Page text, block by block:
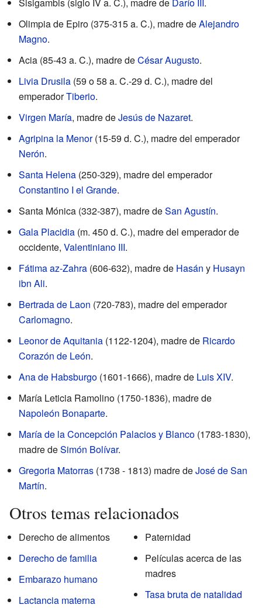
Sisigambis (siglo IV a. C.), madre de Darío III.
Olimpia de Epiro (375-315 a. C.), madre deAlejandro
Magno.
Acia (85-43 a. C.), madre deCésar Augusto.
Livia Drusila (59 o 58 a. C.-29 d. C.), madre del
emperadorTiberio.
Virgen María, madre deJesús de Nazaret.
Agripina la Menor(15-59 d. C.), madre del emperador
Nerón.
Santa Helena (250-329), madre del emperador
Constantino I el Grande.
Santa Mónica (332-387), madre deSan Agustín.
Gala Placidia (m. 450 d. C.), madre del emperador de
occidente, Valentiniano III.
Fátima az-Zahra (606-632), madre de Hasán y Husayn
ibn Ali.
Bertrada de Laon (720-783), madre del emperador
Carlomagno.
Leonor de Aquitania (1122-1204), madre de Ricardo
Corazón de León.
Ana de Habsburgo (1601-1666), madre de Luis XIV.
María Leticia Ramolino (1750-1836), madre de
Napoleón Bonaparte.
María de la Concepción Palacios y Blanco (1783-1830),
madre deSimón Bolívar.
Gregoria Matorras (1738 - 1813) madre deJosé de San
Martín.
Otros temas relacionados
Derecho de alimentos
Derecho de familia
Embarazo humano
Lactancia materna
Paternidad
Películas acerca de las
madres
Tasa bruta de natalidad